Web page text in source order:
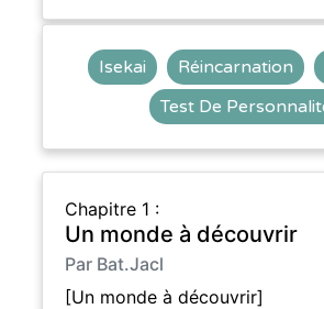
Isekai Réincarnation
Test De
Chapitre 1 :
Un monde à découvrir
Par Bat.Jacl
[Un monde à découvrir]